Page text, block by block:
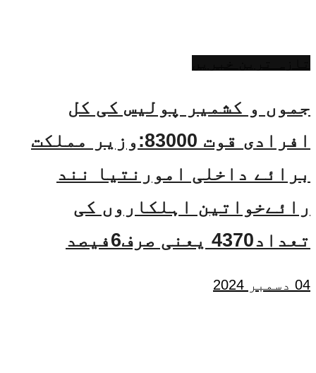
جموں و کشمیر پولیس کی کل
افرادی قوت 83000:وزیر مملکت
برائے داخلی امورنتیا نند
رائےخواتین اہلکاروں کی
تعداد4370 یعنی صرف6فیصد
04 دسمبر 2024